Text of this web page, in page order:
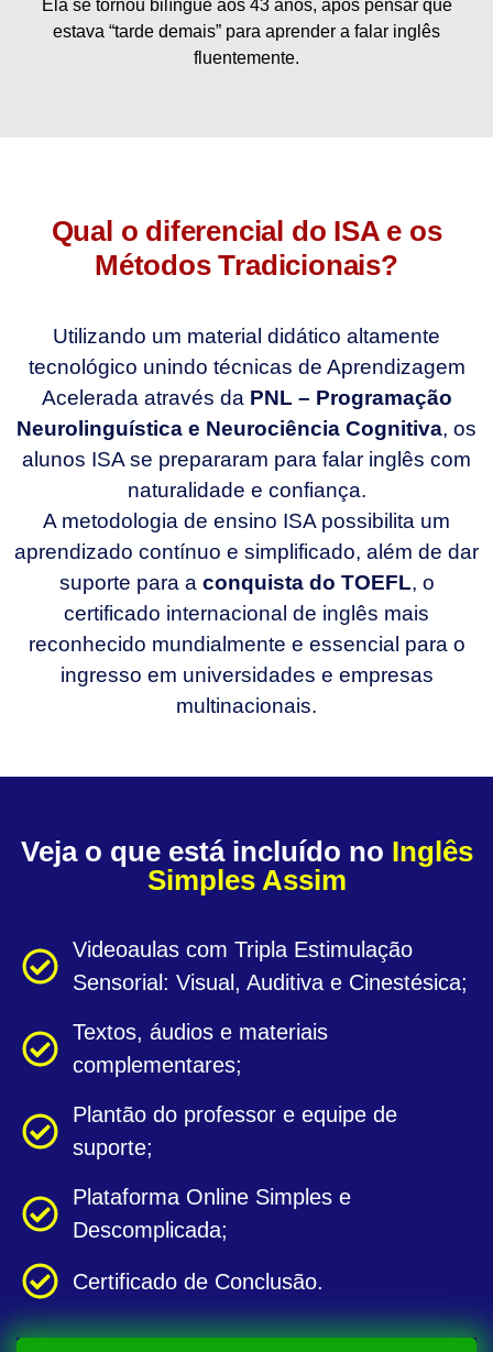
Ela se tornou bilíngue aos 43 anos, após pensar que
estava “tarde demais” para aprender a falar inglês
fluentemente.
Qual o diferencial do ISA e os
Métodos Tradicionais?
Utilizando um material didático altamente
tecnológico unindo técnicas de Aprendizagem
Acelerada através da PNL – Programação
Neurolinguística e Neurociência Cognitiva, os
alunos ISA se prepararam para falar inglês com
naturalidade e confiança.
A metodologia de ensino ISA possibilita um
aprendizado contínuo e simplificado, além de dar
suporte para a conquista do TOEFL, o
certificado internacional de inglês mais
reconhecido mundialmente e essencial para o
ingresso em universidades e empresas
multinacionais.
Veja o que está incluído no Inglês
Simples Assim
Videoaulas com Tripla Estimulação
Sensorial: Visual, Auditiva e Cinestésica;
Textos, áudios e materiais
complementares;
Plantão do professor e equipe de
suporte;
Plataforma Online Simples e
Descomplicada;
Certificado de Conclusão.